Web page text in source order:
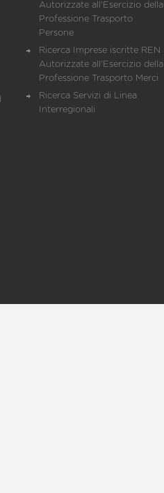
Autorizzate all'Esercizio della
Professione Trasporto
Persone
Ricerca Imprese iscritte REN
Autorizzate all'Esercizio della
Professione Trasporto Merci
Ricerca Servizi di Linea
Interregionali